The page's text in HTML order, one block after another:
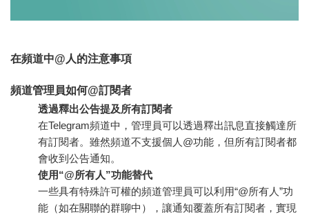
在頻道中@人的注意事項
頻道管理員如何@訂閱者
透過釋出公告提及所有訂閱者
在Telegram頻道中，管理員可以透過釋出訊息直接觸達所
有訂閱者。雖然頻道不支援個人@功能，但所有訂閱者都
會收到公告通知。
使用“@所有人”功能替代
一些具有特殊許可權的頻道管理員可以利用“@所有人”功
能（如在關聯的群聊中），讓通知覆蓋所有訂閱者，實現